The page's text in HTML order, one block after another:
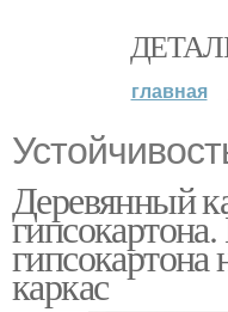
главная
Деревянный
гипсокартона
каркас